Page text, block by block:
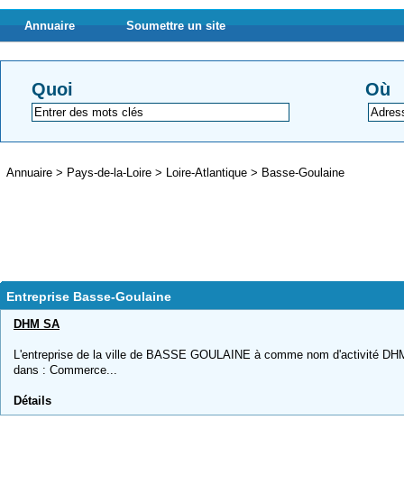
Annuaire Soumettre un site
Quoi Où
Annuaire > Pays-de-la-Loire > Loire-Atlantique > Basse-Goulaine
Entreprise Basse-Goulaine
DHM SA
L'entreprise de la ville de BASSE GOULAINE à comme nom d'activité
dans : Commerce...
Détails